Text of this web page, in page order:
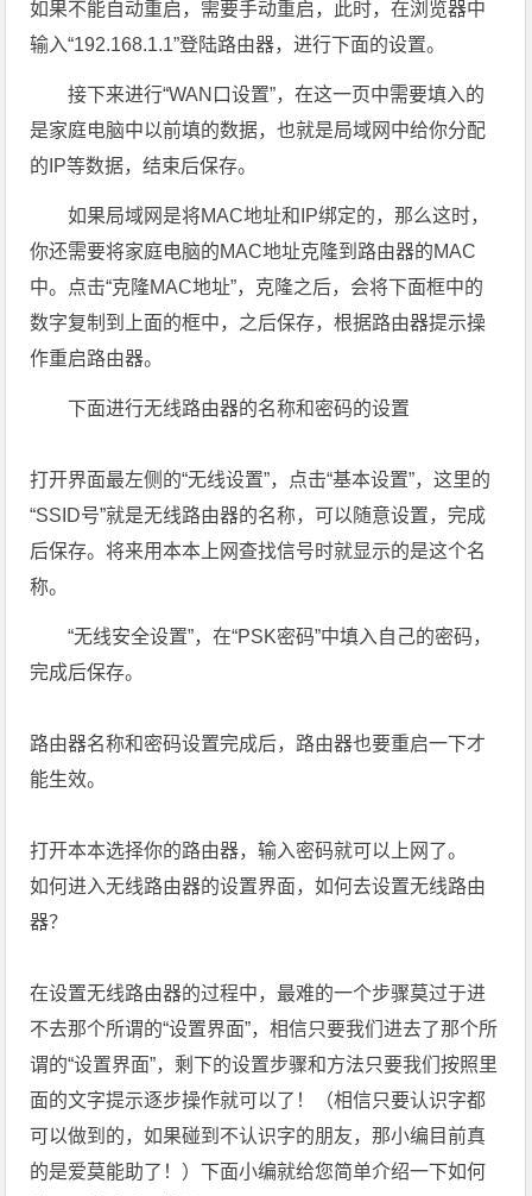
如果不能自动重启，需要手动重启，此时，在浏览器中
输入“192.168.1.1”登陆路由器，进行下面的设置。
接下来进行“WAN口设置”，在这一页中需要填入的
是家庭电脑中以前填的数据，也就是局域网中给你分配
的IP等数据，结束后保存。
如果局域网是将MAC地址和IP绑定的，那么这时，
你还需要将家庭电脑的MAC地址克隆到路由器的MAC
中。点击“克隆MAC地址”，克隆之后，会将下面框中的
数字复制到上面的框中，之后保存，根据路由器提示操
作重启路由器。
下面进行无线路由器的名称和密码的设置
打开界面最左侧的“无线设置”，点击“基本设置”，这里的
“SSID号”就是无线路由器的名称，可以随意设置，完成
后保存。将来用本本上网查找信号时就显示的是这个名
称。
“无线安全设置”，在“PSK密码”中填入自己的密码，
完成后保存。
路由器名称和密码设置完成后，路由器也要重启一下才
能生效。
打开本本选择你的路由器，输入密码就可以上网了。
如何进入无线路由器的设置界面，如何去设置无线路由
器？
在设置无线路由器的过程中，最难的一个步骤莫过于进
不去那个所谓的“设置界面”，相信只要我们进去了那个所
谓的“设置界面”，剩下的设置步骤和方法只要我们按照里
面的文字提示逐步操作就可以了！（相信只要认识字都
可以做到的，如果碰到不认识字的朋友，那小编目前真
的是爱莫能助了！）下面小编就给您简单介绍一下如何